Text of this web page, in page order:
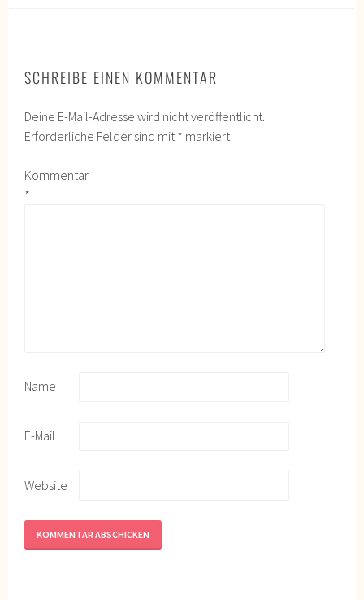
SCHREIBE EINEN KOMMENTAR
Deine E-Mail-Adresse wird nicht veröffentlicht.
Erforderliche Felder sind mit* markiert
Kommentar
*
Name
E-Mail
Website